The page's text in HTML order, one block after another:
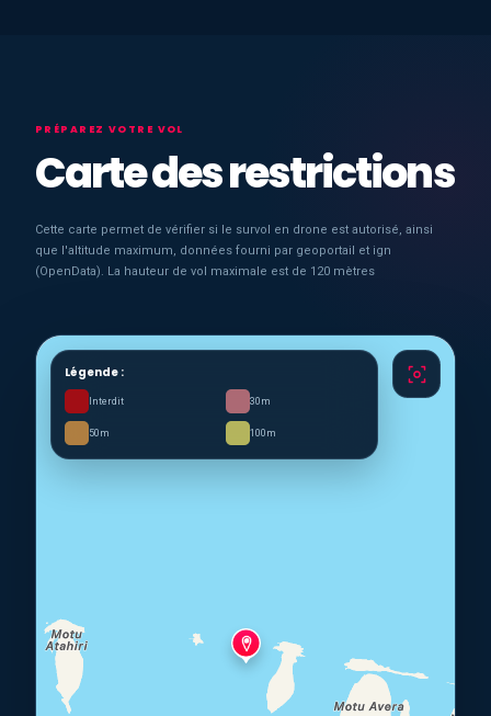
PRÉPAREZ VOTRE VOL
Carte des restrictions
Cette carte permet de vérifier si le survol en drone est autorisé, ainsi
que l'altitude maximum, données fourni par geoportail et ign
(OpenData). La hauteur de vol maximale est de 120 mètres
Légende :
Interdit 30m
50m 100m